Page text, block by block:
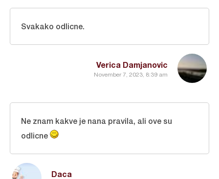
Verica Damjanovic
November 7, 2023, 8:39 am
Svakako odlicne.
Daca
Ne znam kakve je nana pravila, ali ove su
odlicne